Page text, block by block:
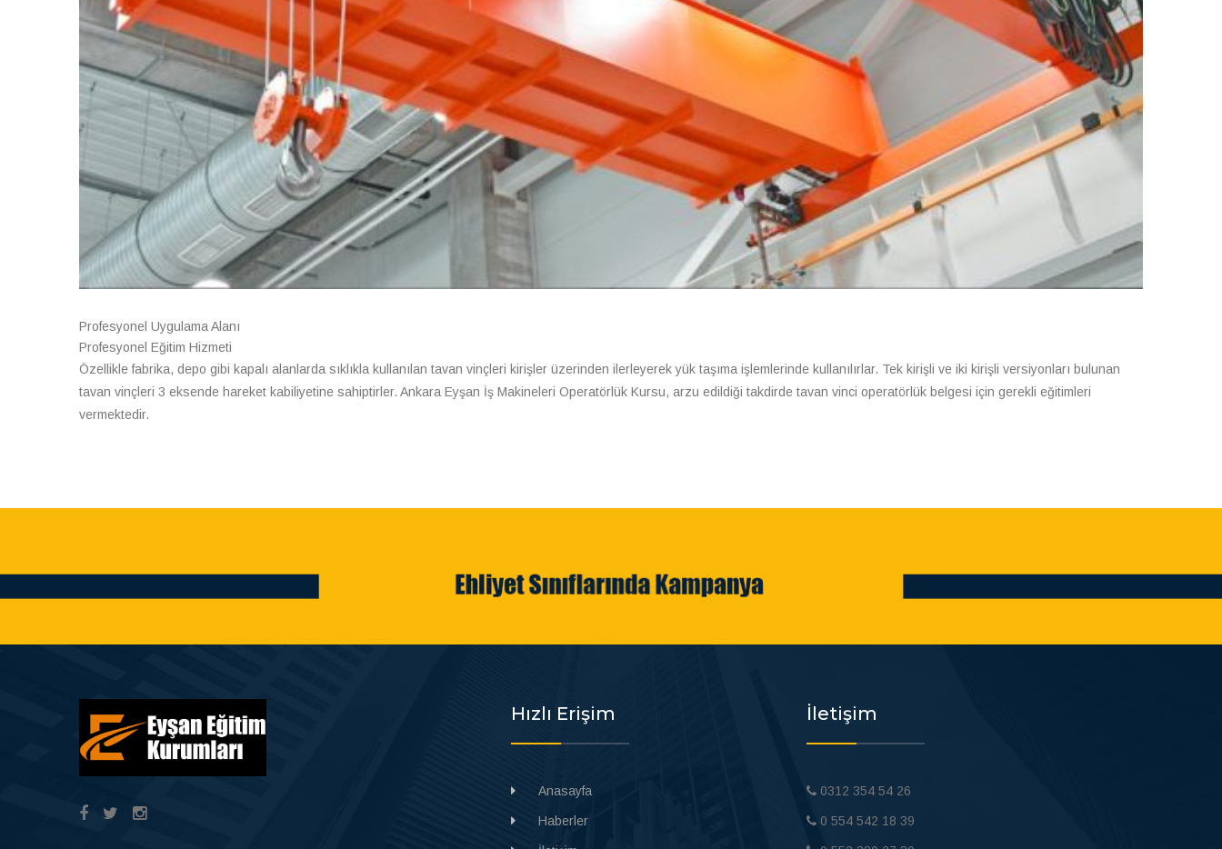
Profesyonel Uygulama Alanı
Profesyonel Eğitim Hizmeti
Özellikle fabrika, depo gibi kapalı alanlarda sıklıkla kullanılan tavan vinçleri kirişler üzerinden ilerleyerek yük taşıma işlemlerinde kullanılırlar. Tek kirişli ve iki kirişli versiyonları bulunan
tavan vinçleri 3 eksende hareket kabiliyetine sahiptirler. Ankara Eyşan İş Makineleri Operatörlük Kursu, arzu edildiği takdirde tavan vinci operatörlük belgesi için gerekli eğitimleri
vermektedir.
Hızlı Erişim
Anasayfa
Haberler
İletişim
0312 354 54 26
0 554 542 18 39